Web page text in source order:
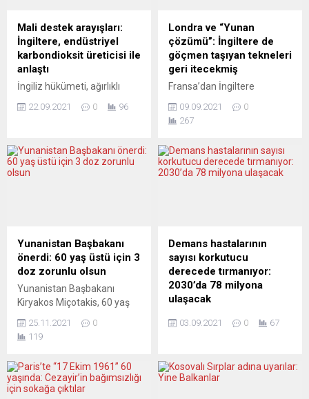
Mali destek arayışları:
İngiltere, endüstriyel
karbondioksit üreticisi ile
anlaştı
İngiliz hükümeti, ağırlıklı
içecek ve et ürünlerinin
üretimde kapasitenin
artırılması için ABD’li CF
endüstriyel karbondioksit
ihtiyacının yüzde 60’ını tek
başına karşılamasına
15 Eylül’de iki üretim tesisini
kapatmak zorunda kalan
CF...
22.09.2021 0 96
Londra ve “Yunan
çözümü”: İngiltere de
göçmen taşıyan tekneleri
geri itecekmiş
Fransa’dan İngiltere
göçmenleri taşıyan
teknelerin, İngiliz sınır
durdurularak, göçmenlerin
geldikleri sulara geri
basınına yaptığı bir
açıklamada, sınır birlikleri
personelinin, tekneleri kendi
sularından uzaklaştırmak
için eğitileceğini belirterek,
hükümetin geri itme
taktiğiyle ilgili potansiyel fikir
09.09.2021
0
267
Yunanistan Başbakanı
önerdi: 60 yaş üstü için 3
doz zorunlu olsun
Yunanistan Başbakanı
Kiryakos Miçotakis, 60 yaş
koronavirüs (Covid-19) aşı
sertifikalarının geçerli
doz aşıların da yapılması
şartını önerdi. Miçotakis,
25.11.2021
0
119
Demans hastalarının
sayısı korkutucu
derecede tırmanıyor:
2030’da 78 milyona
ulaşacak
dünya genelinde 55 milyon
“demans” hastalığı ile
03.09.2021 0 67